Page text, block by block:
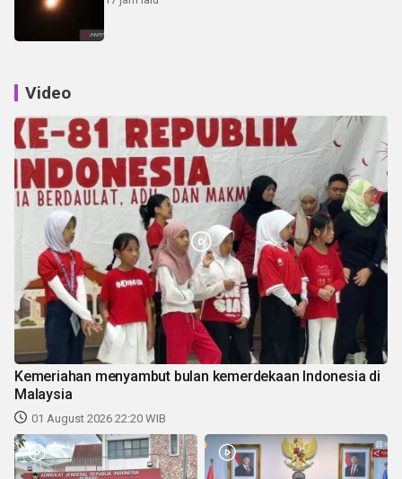
Video
Kemeriahan menyambut bulan kemerdekaan Indonesia di
Malaysia
01 August 2026 22:20 WIB